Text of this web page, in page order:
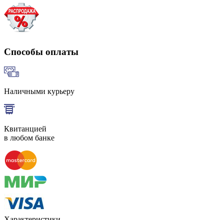
Способы оплаты
Наличными курьеру
Квитанцией
в любом банке